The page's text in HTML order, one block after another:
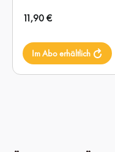
Regulärer Preis:
11,90 €
Im Abo erhältlich